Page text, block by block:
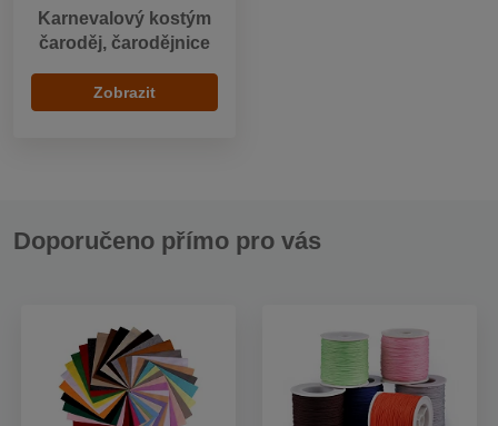
Karnevalový kostým
čaroděj, čarodějnice
Zobrazit
Doporučeno přímo pro vás